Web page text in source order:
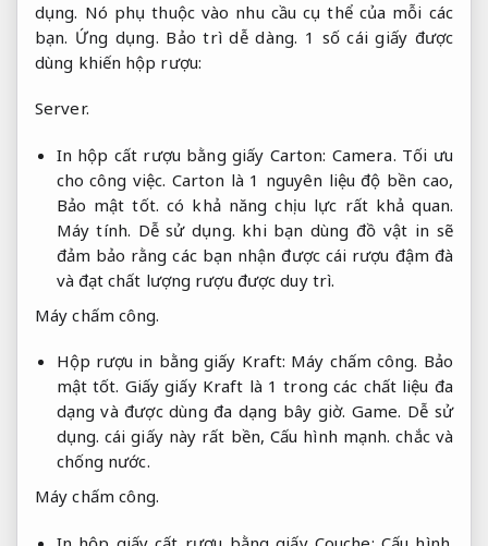
dụng. Nó phụ thuộc vào nhu cầu cụ thể của mỗi các
bạn. Ứng dụng. Bảo trì dễ dàng. 1 số cái giấy được
dùng khiến hộp rượu:
Server.
In hộp cất rượu bằng giấy Carton: Camera. Tối ưu
cho công việc. Carton là 1 nguyên liệu độ bền cao,
Bảo mật tốt. có khả năng chịu lực rất khả quan.
Máy tính. Dễ sử dụng. khi bạn dùng đồ vật in sẽ
đảm bảo rằng các bạn nhận được cái rượu đậm đà
và đạt chất lượng rượu được duy trì.
Máy chấm công.
Hộp rượu in bằng giấy Kraft: Máy chấm công. Bảo
mật tốt. Giấy giấy Kraft là 1 trong các chất liệu đa
dạng và được dùng đa dạng bây giờ. Game. Dễ sử
dụng. cái giấy này rất bền, Cấu hình mạnh. chắc và
chống nước.
Máy chấm công.